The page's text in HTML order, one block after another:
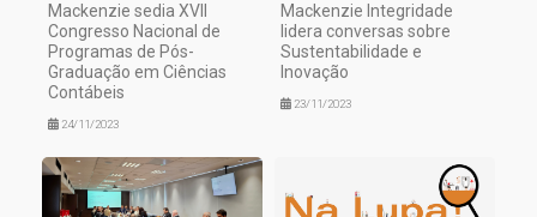
Mackenzie sedia XVII
Congresso Nacional de
Programas de Pós-
Graduação em Ciências
Contábeis
24/11/2023
Mackenzie Integridade
lidera conversas sobre
Sustentabilidade e
Inovação
23/11/2023